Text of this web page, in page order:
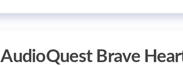
AudioQuest Brave